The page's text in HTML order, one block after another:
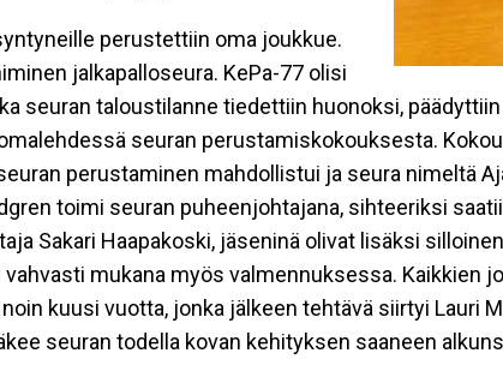
perustettiin oma joukkue.
jalkapalloseura. KePa-77 olisi
seuran taloustilanne tiedettiin huonoksi,
seuran perustamiskokouksesta.
perustaminen mahdollistui ja seura nimeltä
toimi seuran puheenjohtajana, sihteeriksi
Sakari Haapakoski, jäseninä olivat lisäksi
mukana myös valmennuksessa. Kaikkien
kuusi vuotta, jonka jälkeen tehtävä siirtyi Lauri
seuran todella kovan kehityksen saaneen